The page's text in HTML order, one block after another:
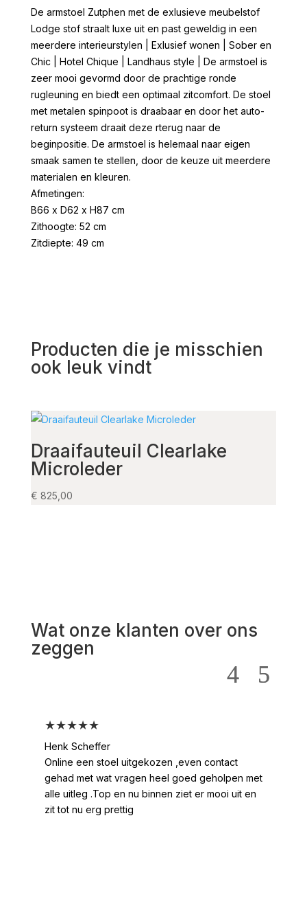
De armstoel Zutphen met de exlusieve meubelstof
Lodge stof straalt luxe uit en past geweldig in een
meerdere interieurstylen | Exlusief wonen | Sober en
Chic | Hotel Chique | Landhaus style | De armstoel is
zeer mooi gevormd door de prachtige ronde
rugleuning en biedt een optimaal zitcomfort. De stoel
met metalen spinpoot is draabaar en door het auto-
return systeem draait deze rterug naar de
beginpositie. De armstoel is helemaal naar eigen
smaak samen te stellen, door de keuze uit meerdere
materialen en kleuren.
Afmetingen:
B66 x D62 x H87 cm
Zithoogte: 52 cm
Zitdiepte: 49 cm
Producten die je misschien
ook leuk vindt
Draaifauteuil Clearlake
Microleder
€ 825,00
Wat onze klanten over ons
zeggen
★★★★★
Henk Scheffer
Online een stoel uitgekozen ,even contact
gehad met wat vragen heel goed geholpen met
alle uitleg .Top en nu binnen ziet er mooi uit en
zit tot nu erg prettig